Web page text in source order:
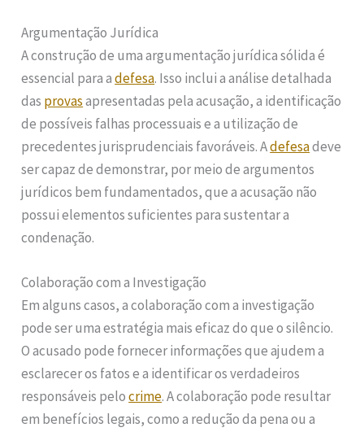
Argumentação Jurídica
A construção de uma argumentação jurídica sólida é
essencial para adefesa. Isso inclui a análise detalhada
das provasapresentadas pela acusação, a identificação
de possíveis falhas processuais e a utilização de
precedentes jurisprudenciais favoráveis. Adefesadeve
ser capaz de demonstrar, por meio de argumentos
jurídicos bem fundamentados, que a acusação não
possui elementos suficientes para sustentar a
condenação.
Colaboração com a Investigação
Em alguns casos, a colaboração com a investigação
pode ser uma estratégia mais eficaz do que o silêncio.
O acusado pode fornecer informações que ajudem a
esclarecer os fatos e a identificar os verdadeiros
responsáveis pelocrime. A colaboração pode resultar
em benefícios legais, como a redução da pena ou a